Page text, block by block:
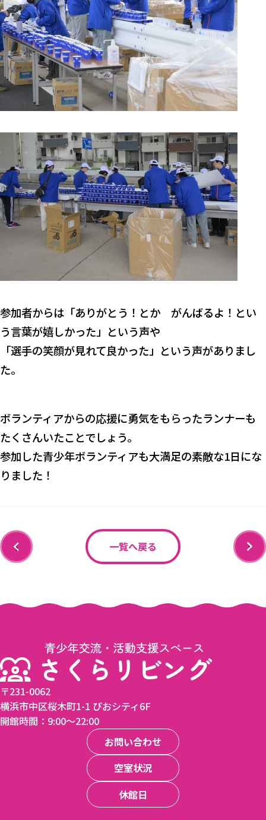
参加者からは「ありがとう！とか がんばるよ！とい
う言葉が嬉しかった」という声や
「選手の笑顔が見れて良かった」という声がありまし
た。
ボランティアからの応援に勇気をもらったランナーも
たくさんいたことでしょう。
参加した青少年ボランティアも大満足の素敵な1日にな
りました！
‹ 一覧へ戻る ›
〒231-0062
横浜市中区桜木町1-1 ぴおシティ6F
開館時間：9:00〜22:00
お問い合わせ
空室状況
休館日